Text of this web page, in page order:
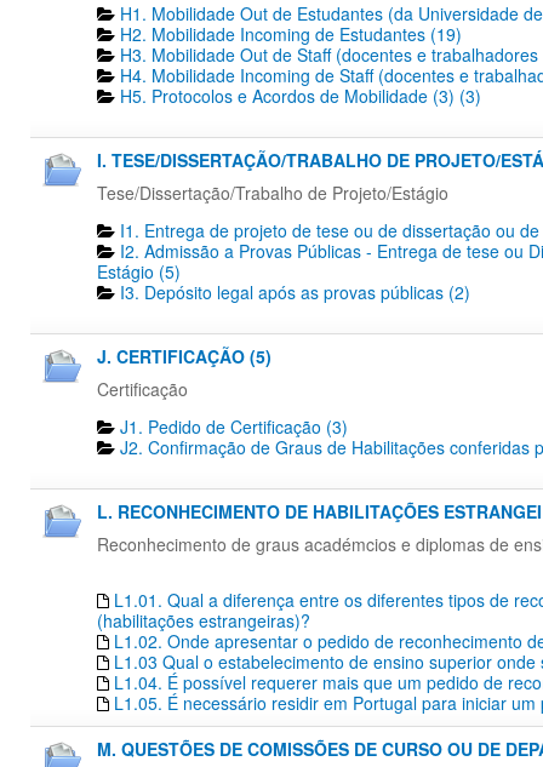
H1. Mobilidade Out de Estudantes (da Universidade
H2. Mobilidade Incoming de Estudantes (19)
H3. Mobilidade Out de Staff (docentes e
H4. Mobilidade Incoming de Staff (docentes e
H5. Protocolos e Acordos de Mobilidade (3) (3)
I. TESE/DISSERTAÇÃO/TRABALHO DE PROJETO/
Tese/Dissertação/Trabalho de Projeto/Estágio
I1. Entrega de projeto de tese ou de dissertação ou
I2. Admissão a Provas Públicas - Entrega de tese ou
Estágio (5)
I3. Depósito legal após as provas públicas (2)
J. CERTIFICAÇÃO (5)
Certificação
J1. Pedido de Certificação​ (3)
J2. Confirmação de Graus de Habilitações conferidas
L. RECONHECIMENTO DE HABILITAÇÕES
Reconhecimento de graus académcios e diplomas de
L1.01. Qual a diferença entre os diferentes tipos de
(habilitações estrangeiras)?
L1.02. Onde apresentar o pedido de reconhecimento
L1.03 Qual o estabelecimento de ensino superior
L1.04. É possível requerer mais que um pedido de
L1.05. É necessário residir em Portugal para iniciar
M. QUESTÕES DE COMISSÕES DE CURSO OU DE